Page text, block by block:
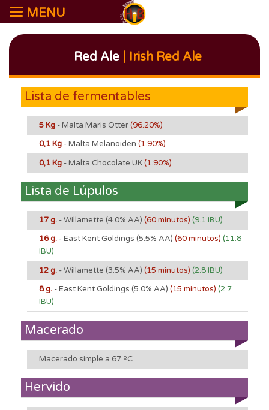
MENU
Red Ale| Irish Red Ale
Lista de fermentables
5 Kg - Malta Maris Otter(96.20%)
0,1 Kg - Malta Melanoiden (1.90%)
0,1 Kg - Malta Chocolate UK(1.90%)
Lista de Lúpulos
17 g. - Willamette (4.0% AA) (60 minutos) (9.1 IBU)
16 g. - East Kent Goldings (5.5% AA) (60 minutos) (11.8
IBU)
12 g. - Willamette (3.5% AA) (15 minutos) (2.8 IBU)
8 g. - East Kent Goldings (5.0% AA) (15 minutos) (2.7
IBU)
Macerado
Macerado simple a 67 ºC
Hervido